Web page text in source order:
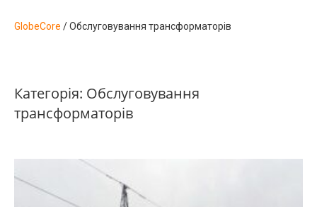
GlobeCore /Обслуговування трансформаторів
Категорія: Обслуговування
трансформаторів